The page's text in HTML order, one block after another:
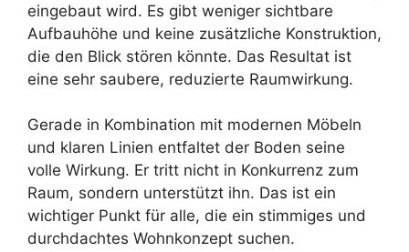
eingebaut wird. Es gibt weniger sichtbare
Aufbauhöhe und keine zusätzliche Konstruktion,
die den Blick stören könnte. Das Resultat ist
eine sehr saubere, reduzierte Raumwirkung.
Gerade in Kombination mit modernen Möbeln
und klaren Linien entfaltet der Boden seine
volle Wirkung. Er tritt nicht in Konkurrenz zum
Raum, sondern unterstützt ihn. Das ist ein
wichtiger Punkt für alle, die ein stimmiges und
durchdachtes Wohnkonzept suchen.